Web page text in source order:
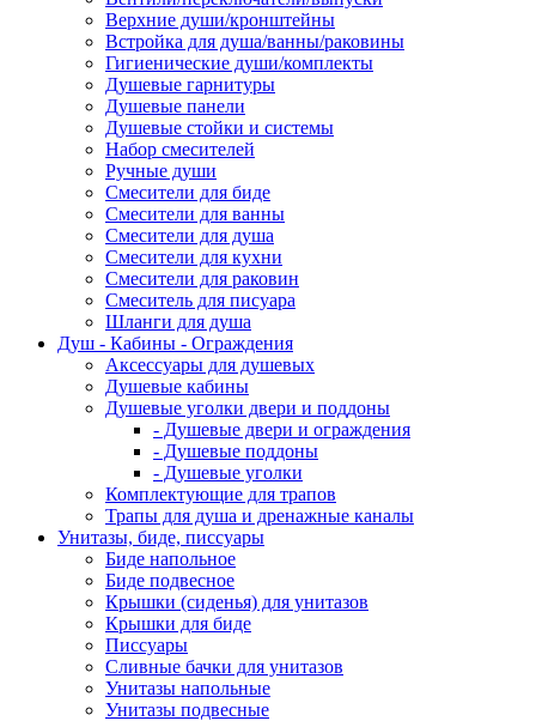
Верхние души/кронштейны
Встройка для душа/ванны/раковины
Гигиенические души/комплекты
Душевые гарнитуры
Душевые панели
Душевые стойки и системы
Набор смесителей
Ручные души
Смесители для биде
Смесители для ванны
Смесители для душа
Смесители для кухни
Смесители для раковин
Смеситель для писуара
Шланги для душа
Душ - Кабины - Ограждения
Аксессуары для душевых
Душевые кабины
Душевые уголки двери и поддоны
- Душевые двери и ограждения
- Душевые поддоны
- Душевые уголки
Комплектующие для трапов
Трапы для душа и дренажные каналы
Унитазы, биде, писсуары
Биде напольное
Биде подвесное
Крышки (сиденья) для унитазов
Крышки для биде
Писсуары
Сливные бачки для унитазов
Унитазы напольные
Унитазы подвесные